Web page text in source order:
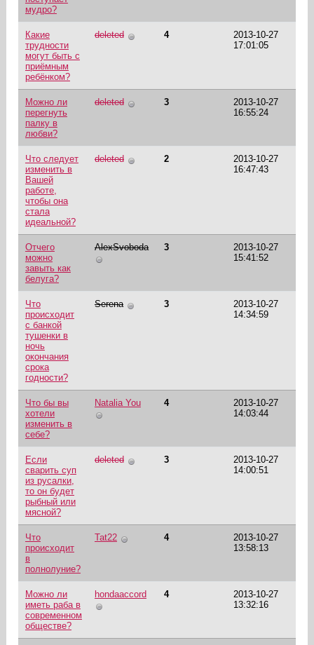
мудро?
Какие
трудности
могут быть с
приёмным
ребёнком?
deleted 4
2013-10-27
17:01:05
Можно ли
перегнуть
палку в
любви?
deleted 3
2013-10-27
16:55:24
Что следует
изменить в
Вашей
работе,
чтобы она
стала
идеальной?
deleted 2
2013-10-27
16:47:43
Отчего
можно
завыть как
белуга?
AlexSvoboda 3
2013-10-27
15:41:52
Что
происходит
с банкой
тушенки в
ночь
окончания
срока
годности?
Serena 3
2013-10-27
14:34:59
Что бы вы
хотели
изменить в
себе?
Natalia You 4
2013-10-27
14:03:44
Если
сварить суп
из русалки,
то он будет
рыбный или
мясной?
deleted 3
2013-10-27
14:00:51
Что
происходит
в
полнолуние?
Tat22 4
2013-10-27
13:58:13
Можно ли
иметь раба в
современном
обществе?
hondaaccord 4
2013-10-27
13:32:16